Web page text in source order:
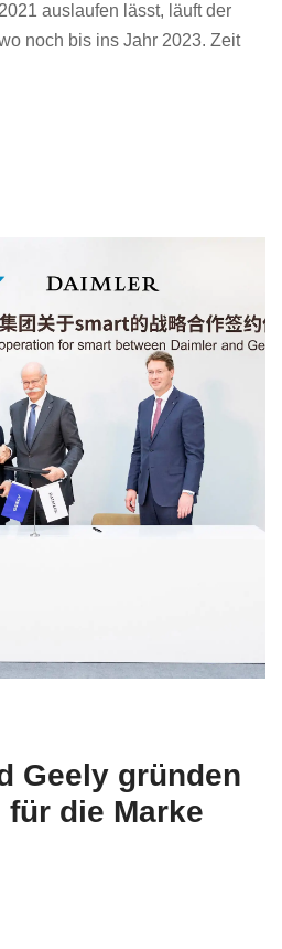
auslaufen lässt, läuft der
noch bis ins Jahr 2023. Zeit
Geely gründen
die Marke